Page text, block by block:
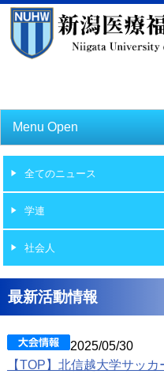
Menu Open
ス
全てのニュース
学連
社会人
最新活動情報
2025/05/30
【TOP】北信越大学サッ